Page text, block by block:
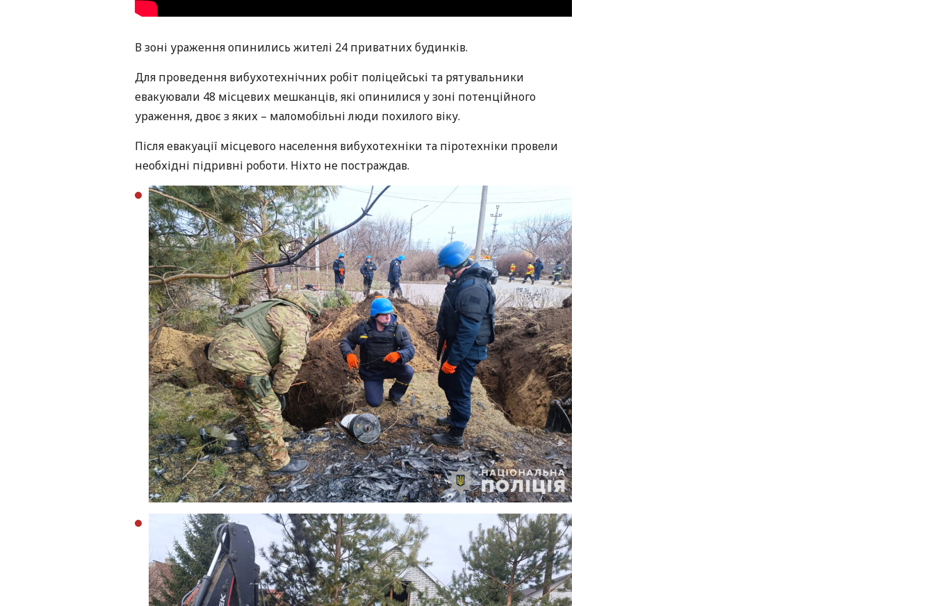
В зоні ураження опинились жителі 24 приватних будинків.
Для проведення вибухотехнічних робіт поліцейські та рятувальники
евакуювали 48 місцевих мешканців, які опинилися у зоні потенційного
ураження, двоє з яких – маломобільні люди похилого віку.
Після евакуації місцевого населення вибухотехніки та піротехніки провели
необхідні підривні роботи. Ніхто не постраждав.